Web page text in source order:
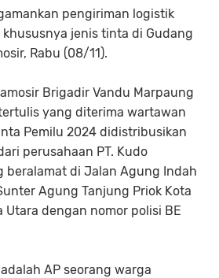
pengiriman logistik
jenis tinta di Gudang
Rabu (08/11).
Brigadir Vandu Marpaung
yang diterima wartawan
Pemilu 2024 didistribusikan
perusahaan PT. Kudo
beralamat di Jalan Agung Indah
Agung Tanjung Priok Kota
dengan nomor polisi BE
AP seorang warga